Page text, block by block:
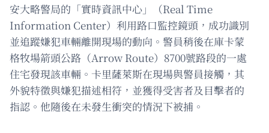
安大略警局的「實時資訊中心」（Real Time
Information Center）利用路口監控鏡頭，成功識別
並追蹤嫌犯車輛離開現場的動向。警員稍後在庫卡蒙
格牧場箭頭公路（Arrow Route）8700號路段的一處
住宅發現該車輛。卡里薩萊斯在現場與警員接觸，其
外貌特徵與嫌犯描述相符，並獲得受害者及目擊者的
指認。他隨後在未發生衝突的情況下被捕。